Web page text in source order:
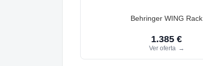
Behringer WING Rack
1.385 €
Ver oferta →